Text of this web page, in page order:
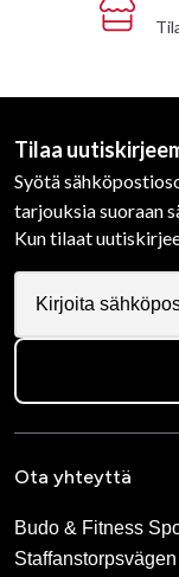
Tilaa
Syötä
tarjouksia suoraan
Kun tilaat
Ota yhteyttä
Budo & Fitness